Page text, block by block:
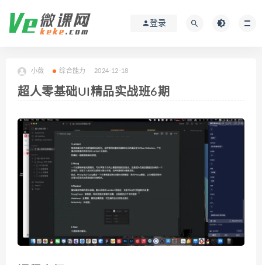
登录
小薇 综合能力 2024-12-18
超人零基础UI精品实战班6期